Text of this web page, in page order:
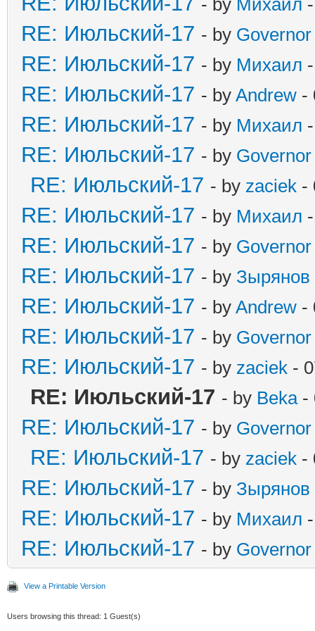
RE: Июльский-17 - by Governor
RE: Июльский-17 - by Михаил
RE: Июльский-17 - by Andrew -
RE: Июльский-17 - by Михаил
RE: Июльский-17 - by Governor
RE: Июльский-17 - by zaciek -
RE: Июльский-17 - by Михаил
RE: Июльский-17 - by Governor
RE: Июльский-17 - by Зырянов
RE: Июльский-17 - by Andrew -
RE: Июльский-17 - by Governor
RE: Июльский-17 - by zaciek -
RE: Июльский-17 - by Beka-
RE: Июльский-17 - by Governor
RE: Июльский-17 - by zaciek -
RE: Июльский-17 - by Зырянов
RE: Июльский-17 - by Михаил
RE: Июльский-17 - by Governor
View a Printable Version
Users browsing this thread: 1 Guest(s)